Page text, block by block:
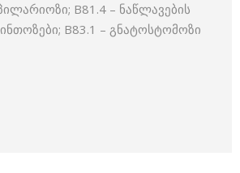
B81.4 – ნაწლავების
B83.1 – გნატოსტომოზი